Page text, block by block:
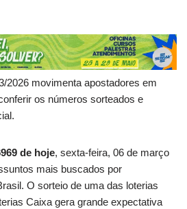
2026 movimenta apostadores em
os números sorteados e
de hoje, sexta-feira, 06 de março
mais buscados por
O sorteio de uma das loterias
Caixa gera grande expectativa